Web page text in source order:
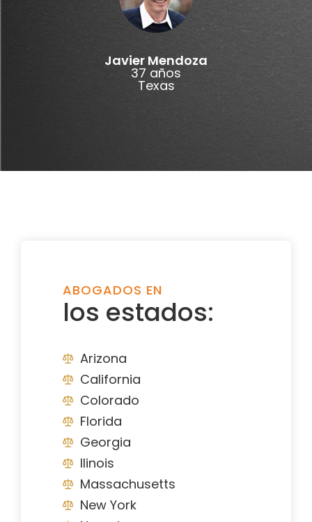
Javier Mendoza
37 años
Texas
ABOGADOS EN
los estados:
Arizona
California
Colorado
Florida
Georgia
Ilinois
Massachusetts
New York